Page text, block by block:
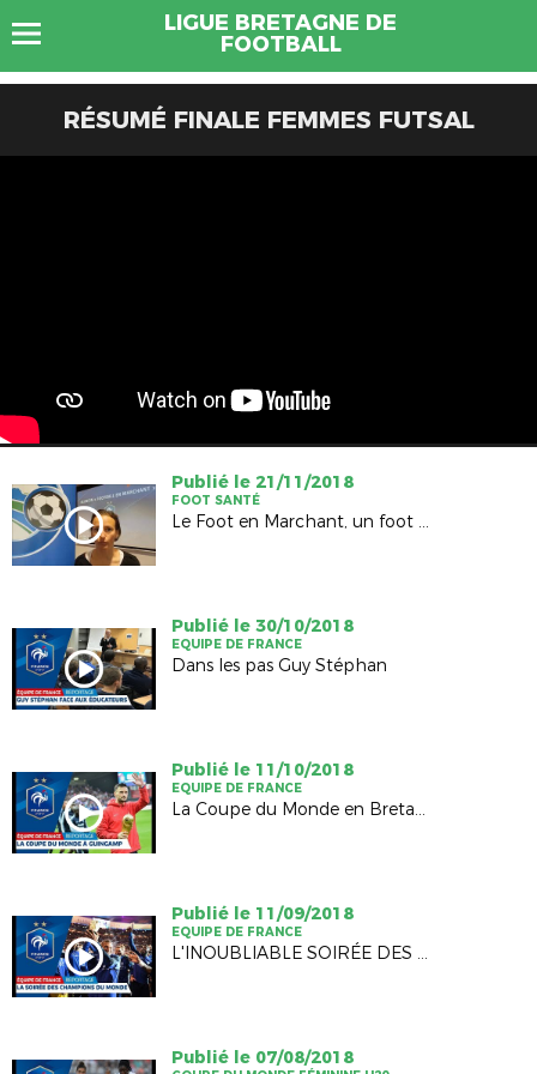
LIGUE BRETAGNE DE
FOOTBALL
RÉSUMÉ FINALE FEMMES FUTSAL
Publié le 21/11/2018
FOOT SANTÉ
Le Foot en Marchant, un foot pour tous
Publié le 30/10/2018
EQUIPE DE FRANCE
Dans les pas Guy Stéphan
Publié le 11/10/2018
EQUIPE DE FRANCE
La Coupe du Monde en Bretagne
Publié le 11/09/2018
EQUIPE DE FRANCE
L'INOUBLIABLE SOIRÉE DES CHAMPIONS DU MONDE !
Publié le 07/08/2018